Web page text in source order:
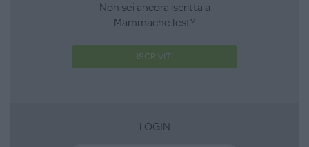
Non sei ancora iscritta a
MammacheTest?
ISCRIVITI
LOGIN